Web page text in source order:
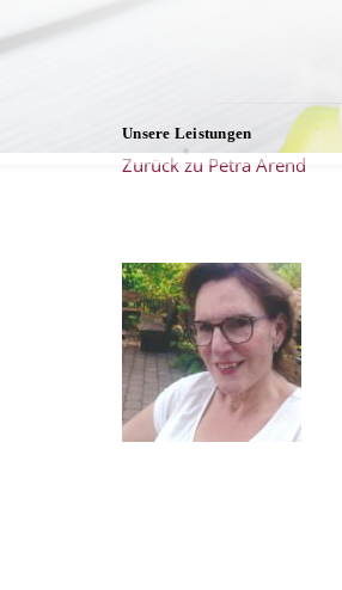
Unsere Leistungen
Zurück zu Petra Arend